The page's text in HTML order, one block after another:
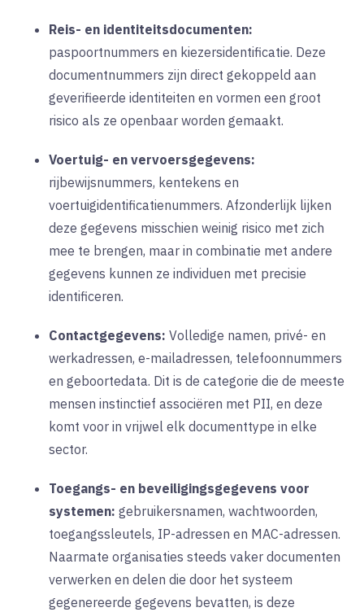
Reis- en identiteitsdocumenten:
paspoortnummers en kiezersidentificatie. Deze
documentnummers zijn direct gekoppeld aan
geverifieerde identiteiten en vormen een groot
risico als ze openbaar worden gemaakt.
Voertuig- en vervoersgegevens:
rijbewijsnummers, kentekens en
voertuigidentificatienummers. Afzonderlijk lijken
deze gegevens misschien weinig risico met zich
mee te brengen, maar in combinatie met andere
gegevens kunnen ze individuen met precisie
identificeren.
Contactgegevens: Volledige namen, privé- en
werkadressen, e-mailadressen, telefoonnummers
en geboortedata. Dit is de categorie die de meeste
mensen instinctief associëren met PII, en deze
komt voor in vrijwel elk documenttype in elke
sector.
Toegangs- en beveiligingsgegevens voor
systemen: gebruikersnamen, wachtwoorden,
toegangssleutels, IP-adressen en MAC-adressen.
Naarmate organisaties steeds vaker documenten
verwerken en delen die door het systeem
gegenereerde gegevens bevatten, is deze